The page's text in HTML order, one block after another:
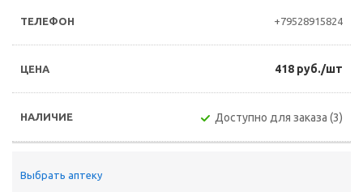
+79528915824
418 руб./шт
Доступно для заказа (3)
Выбрать аптеку